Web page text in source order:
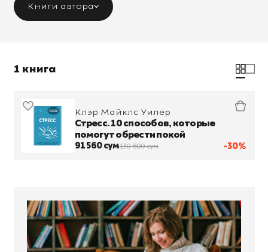
Книги автора
1 книга
-30%
Клэр Майклс Уилер
Стресс. 10 способов, которые
помогут обрести покой
91 560 сум130 800 сум